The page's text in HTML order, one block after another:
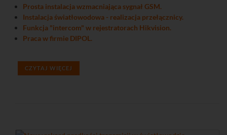
Prosta instalacja wzmacniająca sygnał GSM.
Instalacja światłowodowa - realizacja przełącznicy.
Funkcja "intercom" w rejestratorach Hikvision.
Praca w firmie DIPOL.
CZYTAJ WIĘCEJ